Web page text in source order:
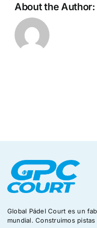
About the Author:
Global Pádel Court es un
mundial. Construimos